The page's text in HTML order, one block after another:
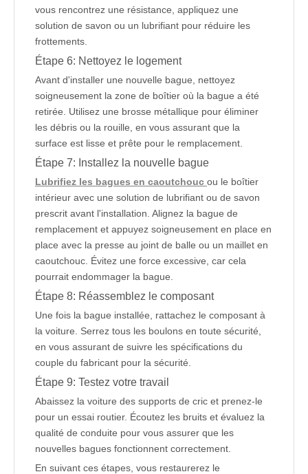
vous rencontrez une résistance, appliquez une
solution de savon ou un lubrifiant pour réduire les
frottements.
Étape 6: Nettoyez le logement
Avant d'installer une nouvelle bague, nettoyez
soigneusement la zone de boîtier où la bague a été
retirée. Utilisez une brosse métallique pour éliminer
les débris ou la rouille, en vous assurant que la
surface est lisse et prête pour le remplacement.
Étape 7: Installez la nouvelle bague
Lubrifiez les bagues en caoutchouc ou le boîtier
intérieur avec une solution de lubrifiant ou de savon
prescrit avant l'installation. Alignez la bague de
remplacement et appuyez soigneusement en place en
place avec la presse au joint de balle ou un maillet en
caoutchouc. Évitez une force excessive, car cela
pourrait endommager la bague.
Étape 8: Réassemblez le composant
Une fois la bague installée, rattachez le composant à
la voiture. Serrez tous les boulons en toute sécurité,
en vous assurant de suivre les spécifications du
couple du fabricant pour la sécurité.
Étape 9: Testez votre travail
Abaissez la voiture des supports de cric et prenez-le
pour un essai routier. Écoutez les bruits et évaluez la
qualité de conduite pour vous assurer que les
nouvelles bagues fonctionnent correctement.
En suivant ces étapes, vous restaurerez le